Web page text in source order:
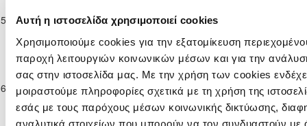
Αυτή η ιστοσελίδα χρησιμοποιεί cookies
Χρησιμοποιούμε cookies για την εξατομίκευση
παροχή λειτουργιών κοινωνικών μέσων και για την
σας στην ιστοσελίδα μας. Με την χρήση των cookies
μοιραστούμε πληροφορίες σχετικά με τη χρήση της
εσάς με τους παρόχους μέσων κοινωνικής δικτύωσης,
αναλυτικά στοιχείων που μπορούν να τον συνδυαστούν με
11-2025
Επίλεκτης
ΣΤΟΚ 2025/26
ΑΕΚ
ΚΕΛΛΙΩΝ1 0MANDRIA FC
12-2025
Παγκύπριο
Πρωτάθλημα
Επίλεκτης
Κατηγορίας
ΣΤΟΚ 2025/26
AKAMAS -
MANDRIA FC 3 0
ΑΘΛΗΤΙΚΟΣ
ΟΜΙΛΟΣ
ΑΥΓΟΡΟΥ
5'